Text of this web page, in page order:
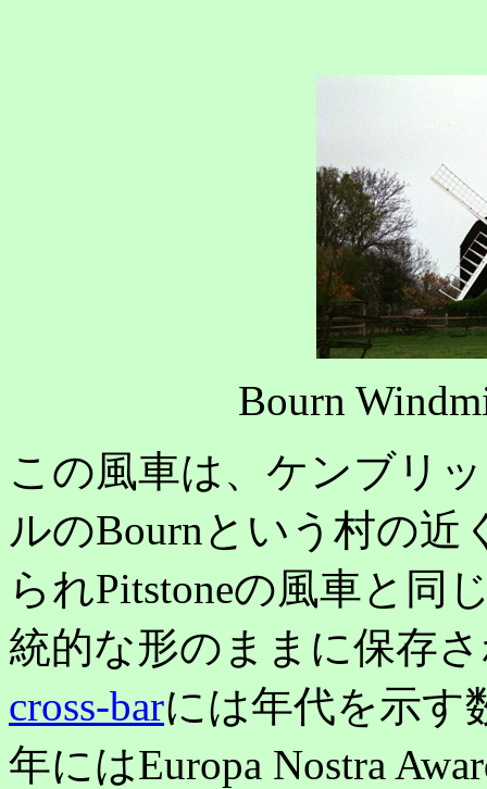
Bourn
この風車は、ケンブリ
ルのBournという村の近
られPitstoneの風車と同
統的な形のままに保存
cross-barには年代を示す
年にはEuropa Nostra